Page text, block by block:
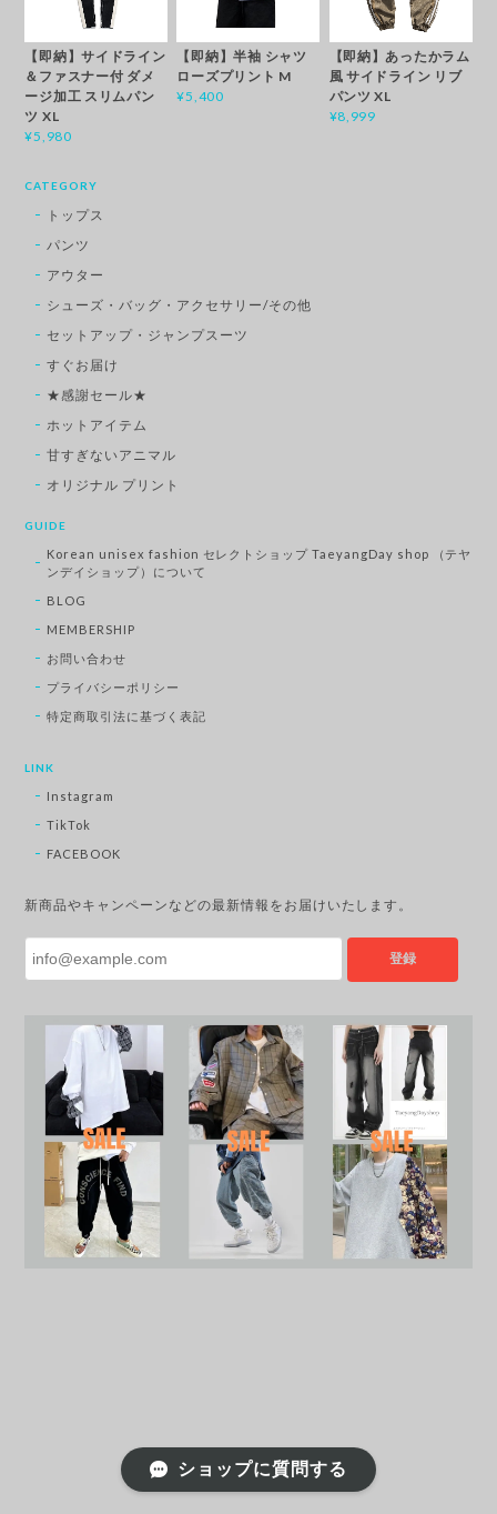
【即納】サイドライン
＆ファスナー付 ダメ
ージ加工 スリムパン
ツ XL
¥5,980
【即納】半袖 シャツ
ローズプリント M
¥5,400
【即納】あったかラム
風 サイドライン リブ
パンツ XL
¥8,999
CATEGORY
トップス
パンツ
アウター
シューズ・バッグ・アクセサリー/その他
セットアップ・ジャンプスーツ
すぐお届け
★感謝セール★
ホットアイテム
甘すぎないアニマル
オリジナル プリント
GUIDE
Korean unisex fashion セレクトショップ TaeyangDay shop （テヤ
ンデイショップ）について
BLOG
MEMBERSHIP
お問い合わせ
プライバシーポリシー
特定商取引法に基づく表記
LINK
Instagram
TikTok
FACEBOOK
新商品やキャンペーンなどの最新情報をお届けいたします。
登録
ショップに質問する